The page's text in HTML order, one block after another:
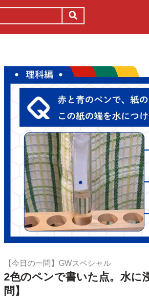
【今日の一問】GWスペシャル
2色のペンで書いた点。水
問】